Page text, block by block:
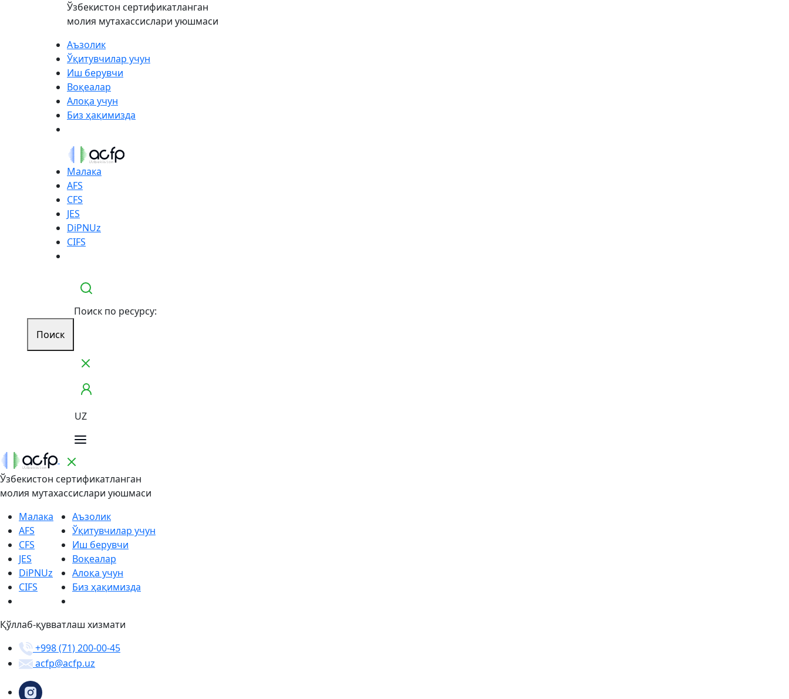
Ўзбекистон сертификатланган
молия мутахассислари уюшмаси
Аъзолик
Ўқитувчилар учун
Иш берувчи
Воқеалар
Алоқа учун
Биз ҳақимизда
Малака
AFS
CFS
JES
DiPNUz
CIFS
Поиск по ресурсу:
Поиск
UZ
Ўзбекистон сертификатланган
молия мутахассислари уюшмаси
Малака
AFS
CFS
JES
DiPNUz
CIFS
Аъзолик
Ўқитувчилар учун
Иш берувчи
Воқеалар
Алоқа учун
Биз ҳақимизда
Қўллаб-қувватлаш хизмати
+998 (71) 200-00-45
acfp@acfp.uz